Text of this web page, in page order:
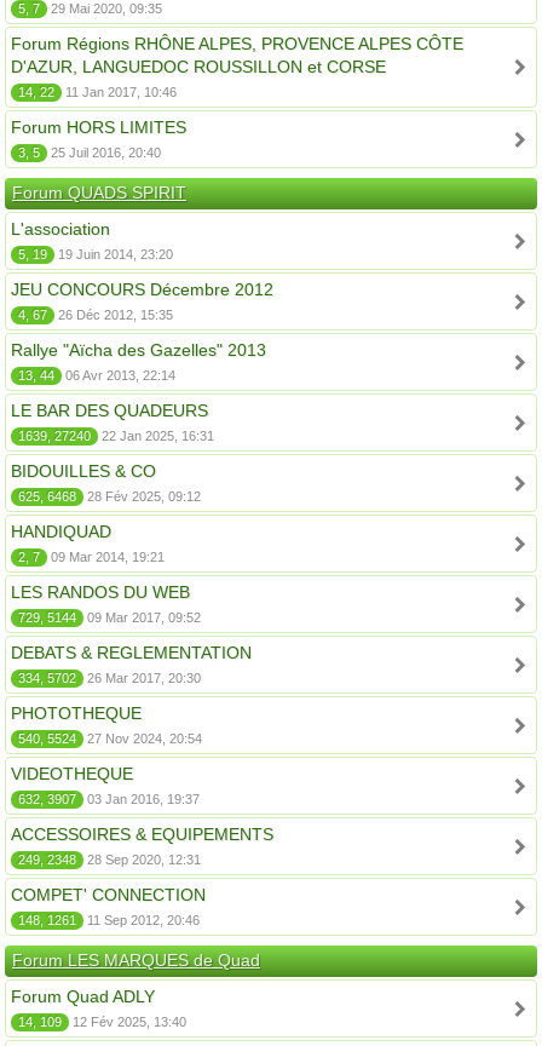
5, 7 29 Mai 2020, 09:35
Forum Régions RHÔNE ALPES, PROVENCE ALPES CÔTE
D'AZUR, LANGUEDOC ROUSSILLON et CORSE
14, 22 11 Jan 2017, 10:46
Forum HORS LIMITES
3, 5 25 Juil 2016, 20:40
Forum QUADS SPIRIT
L'association
5, 19 19 Juin 2014, 23:20
JEU CONCOURS Décembre 2012
4, 67 26 Déc 2012, 15:35
Rallye "Aïcha des Gazelles" 2013
13, 44 06 Avr 2013, 22:14
LE BAR DES QUADEURS
1639, 27240 22 Jan 2025, 16:31
BIDOUILLES & CO
625, 6468 28 Fév 2025, 09:12
HANDIQUAD
2, 7 09 Mar 2014, 19:21
LES RANDOS DU WEB
729, 5144 09 Mar 2017, 09:52
DEBATS & REGLEMENTATION
334, 5702 26 Mar 2017, 20:30
PHOTOTHEQUE
540, 5524 27 Nov 2024, 20:54
VIDEOTHEQUE
632, 3907 03 Jan 2016, 19:37
ACCESSOIRES & EQUIPEMENTS
249, 2348 28 Sep 2020, 12:31
COMPET' CONNECTION
148, 1261 11 Sep 2012, 20:46
Forum LES MARQUES de Quad
Forum Quad ADLY
14, 109 12 Fév 2025, 13:40